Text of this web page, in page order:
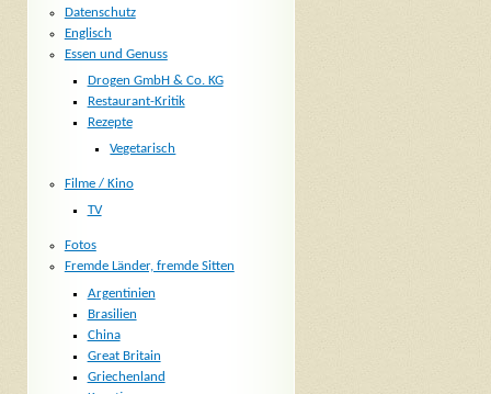
Datenschutz
Englisch
Essen und Genuss
Drogen GmbH & Co. KG
Restaurant-Kritik
Rezepte
Vegetarisch
Filme / Kino
TV
Fotos
Fremde Länder, fremde Sitten
Argentinien
Brasilien
China
Great Britain
Griechenland